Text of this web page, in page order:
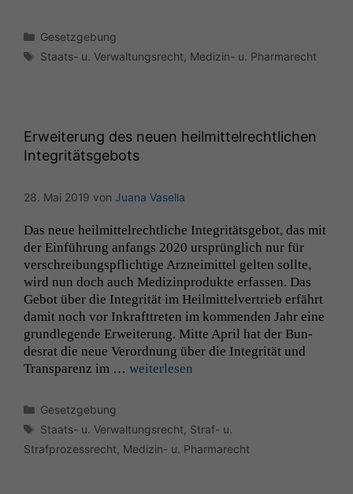
Kategorien
Gesetzgebung
Schlagwörter
Staats- u. Verwaltungsrecht Medizin- u. Pharmarecht
Erweiterung des neuen heilmittelrechtlichen
Integritätsgebots
28. Mai 2019 von Juana Vasella
Das neue heilmit­tel­rechtliche Integritäts­ge­bot, das mit
der Ein­führung anfangs 2020 ursprünglich nur für
ver­schrei­bungspflichtige Arzneimit­tel gel­ten sollte,
wird nun doch auch Medi­z­in­pro­duk­te erfassen. Das
Gebot über die Integrität im Heilmit­telver­trieb erfährt
damit noch vor Inkraft­treten im kom­menden Jahr eine
grundle­gende Erweiterung. Mitte April hat der Bun­
desrat die neue Verord­nung über die Integrität und
Trans­parenz im … weit­er­lesen
Kategorien
Gesetzgebung
Schlagwörter
Staats- u. Verwaltungsrecht Straf- u.
Strafprozessrecht Medizin- u. Pharmarecht